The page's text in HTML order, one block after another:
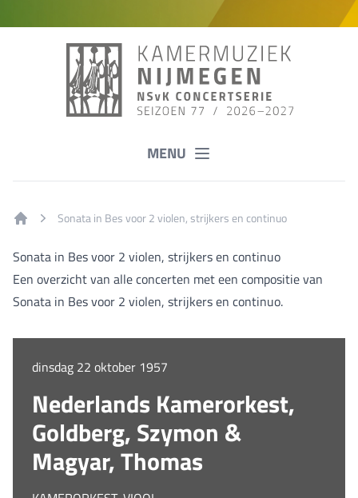
MENU
Sonata in Bes voor 2 violen, strijkers en continuo
Sonata in Bes voor 2 violen, strijkers en continuo
Een overzicht van alle concerten met een compositie van
Sonata in Bes voor 2 violen, strijkers en continuo.
dinsdag 22 oktober 1957
Nederlands Kamerorkest,
Goldberg, Szymon &
Magyar, Thomas